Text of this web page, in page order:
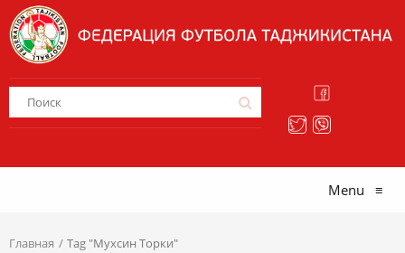
Menu ≡
Главная Tag "Мухсин Торки"